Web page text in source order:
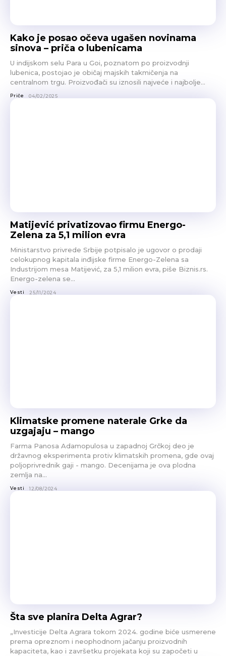
Kako je posao očeva ugašen novinama
sinova – priča o lubenicama
U indijskom selu Para u Goi, poznatom po proizvodnji
lubenica, postojao je običaj majskih takmičenja na
centralnom trgu. Proizvođači su iznosili najveće i najbolje...
Priče 04/02/2025
Matijević privatizovao firmu Energo-
Zelena za 5,1 milion evra
Ministarstvo privrede Srbije potpisalo je ugovor o prodaji
celokupnog kapitala inđijske firme Energo-Zelena sa
Industrijom mesa Matijević, za 5,1 milion evra, piše Biznis.rs.
Energo-zelena se...
Vesti 25/11/2024
Klimatske promene naterale Grke da
uzgajaju – mango
Farma Panosa Adamopulosa u zapadnoj Grčkoj deo je
državnog eksperimenta protiv klimatskih promena, gde ovaj
poljoprivrednik gaji - mango. Decenijama je ova plodna
zemlja na...
Vesti 12/08/2024
Šta sve planira Delta Agrar?
„Investicije Delta Agrara tokom 2024. godine biće usmerene
prema opreznom i neophodnom jačanju proizvodnih
kapaciteta, kao i završetku projekata koji su započeti u